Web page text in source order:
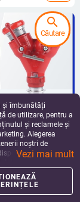
pentru incendii,
conectare rapidă,
Lei
add_shopping_cart
și îmbunătăți
de utilizare, pentru a
și reclamele și
Alegerea
noștri de
dvs. în
în orice moment
informații, vă
.
Vezi mai mult
search
Căutare